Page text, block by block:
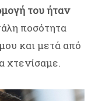
του ήταν
ποσότητα
και μετά από
χτενίσαμε.